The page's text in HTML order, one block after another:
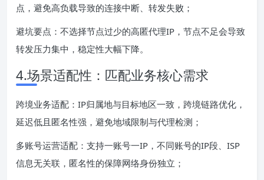
点，避免高负载导致的连接中断、转发失败；
避坑要点：不选择节点过少的高匿代理IP，节点不足会导致
转发压力集中，稳定性大幅下降。
4.场景适配性：匹配业务核心需求
跨境业务适配：IP归属地与目标地区一致，跨境链路优化，
延迟低且匿名性强，避免地域限制与代理检测；
多账号运营适配：支持一账号一IP，不同账号的IP段、ISP
信息无关联，匿名性的保障网络身份独立；